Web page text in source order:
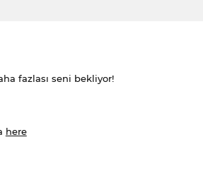
fazlası seni bekliyor!
here